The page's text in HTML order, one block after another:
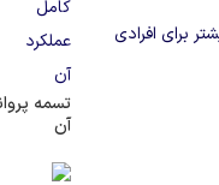
برای افرادی
تسمه
آن